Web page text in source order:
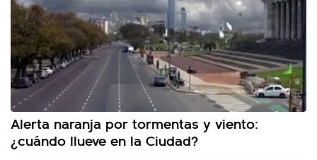
Alerta naranja por tormentas y viento:
¿cuándo llueve en la Ciudad?